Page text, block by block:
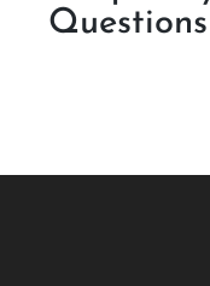
Questions